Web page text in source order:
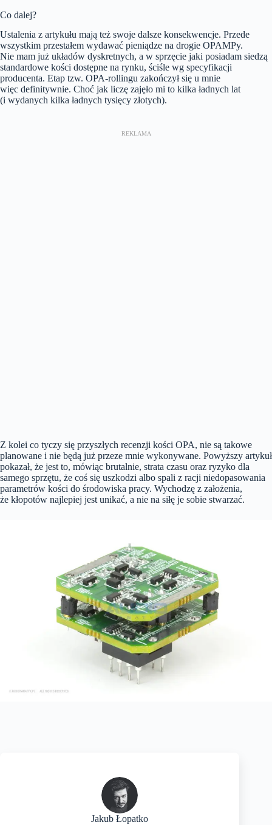
Co dalej?
Ustalenia z artykułu mają też swoje dalsze konsekwencje. Przede
wszystkim przestałem wydawać pieniądze na drogie OPAMPy.
Nie mam już układów dyskretnych, a w sprzęcie jaki posiadam siedzą
standardowe kości dostępne na rynku, ściśle wg specyfikacji
producenta. Etap tzw. OPA-rollingu zakończył się u mnie
więc definitywnie. Choć jak liczę zajęło mi to kilka ładnych lat
(i wydanych kilka ładnych tysięcy złotych).
Z kolei co tyczy się przyszłych recenzji kości OPA, nie są takowe
planowane i nie będą już przeze mnie wykonywane. Powyższy artykuł
pokazał, że jest to, mówiąc brutalnie, strata czasu oraz ryzyko dla
samego sprzętu, że coś się uszkodzi albo spali z racji niedopasowania
parametrów kości do środowiska pracy. Wychodzę z założenia,
że kłopotów najlepiej jest unikać, a nie na siłę je sobie stwarzać.
Jakub Łopatko